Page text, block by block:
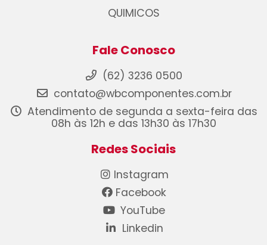
QUIMICOS
Fale Conosco
(62) 3236 0500
contato@wbcomponentes.com.br
Atendimento de segunda a sexta-feira das
08h às 12h e das 13h30 às 17h30
Redes Sociais
Instagram
Facebook
YouTube
Linkedin